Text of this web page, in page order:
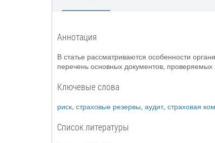
Аннотация
В статье рассматриваются особенности
перечень основных документов, проверяемых
Ключевые слова
риск, страховые резервы, аудит, страховая
Список литературы